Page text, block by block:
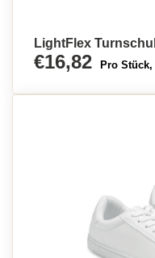
LightFlex
€16,82 Pro